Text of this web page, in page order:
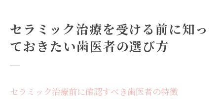
セラミック治療を受ける前に知っ
ておきたい歯医者の選び方
セラミック治療前に確認すべき歯医者の特徴